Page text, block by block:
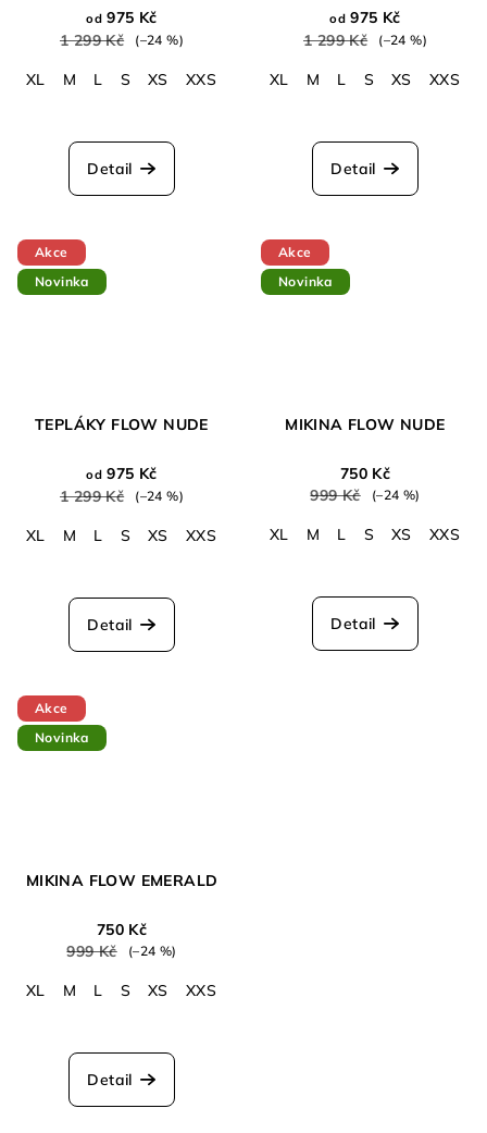
od 975 Kč
1 299 Kč
(–24 %)
XL M L S XS XXS
Detail
od 975 Kč
1 299 Kč
(–24 %)
XL M L S XS XXS
hodnocení
produktu
Detail
Akce
Novinka
TEPLÁKY FLOW NUDE
od 975 Kč
1 299 Kč
(–24 %)
XL M L S XS XXS
Detail
Akce
Novinka
MIKINA FLOW NUDE
750 Kč
999 Kč
(–24 %)
XL M L S XS XXS
Detail
Akce
Novinka
MIKINA FLOW EMERALD
750 Kč
999 Kč
(–24 %)
XL M L S XS XXS
Detail